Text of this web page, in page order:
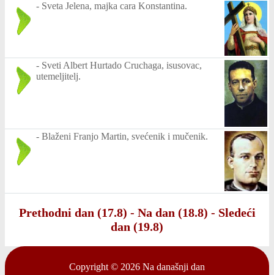
- Sveta Jelena, majka cara Konstantina.
- Sveti Albert Hurtado Cruchaga, isusovac,
utemeljitelj.
- Blaženi Franjo Martin, svećenik i mučenik.
Prethodni dan (17.8) - Na dan (18.8) - Sledeći
dan (19.8)
Copyright © 2026 Na današnji dan